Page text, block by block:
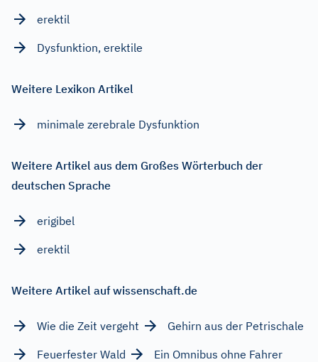
erektil
Dysfunktion, erektile
Weitere Lexikon Artikel
minimale zerebrale Dysfunktion
Weitere Artikel aus dem Großes Wörterbuch der
deutschen Sprache
erigibel
erektil
Weitere Artikel auf wissenschaft.de
Wie die Zeit vergeht
Gehirn aus der Petrischale
Feuerfester Wald
Ein Omnibus ohne Fahrer